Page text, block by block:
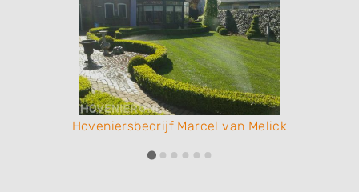
Hoveniersbedrijf Marcel van Melick